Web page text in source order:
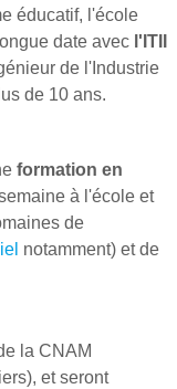
éducatif, l'école
date avecl'ITII
de l'Industrie
de 10 ans.
formation en
à l'école et
de
notamment) et de
la CNAM
et seront